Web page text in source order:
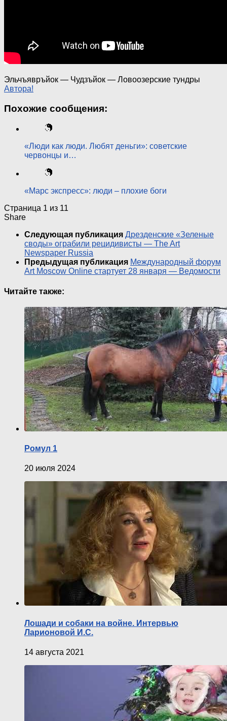
Эльчъявръйок — Чудзъйок — Ловоозерские тундры
Автора!
Похожие сообщения:
«Люди как люди. Любят деньги»: советские
червонцы и…
«Марс экспресс»: люди – плохие боги
Страница 1 из 11
Share
Следующая публикация Дрезденские «Зеленые
своды» ограбили рецидивисты — The Art
Newspaper Russia
Предыдущая публикация Международный форум
Art Moscow Online стартует 28 января — Ведомости
Читайте также:
Ромул 1
20 июля 2024
Лошади и собаки на войне. Интервью
Ларионовой И.С.
14 августа 2021